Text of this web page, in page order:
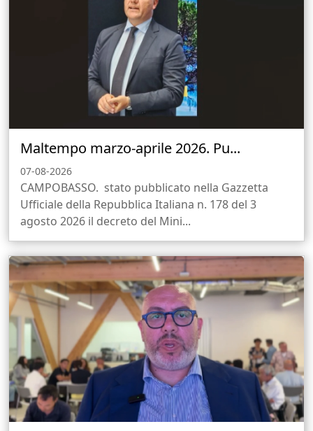
Maltempo marzo-aprile 2026. Pu...
07-08-2026
CAMPOBASSO. stato pubblicato nella Gazzetta
Ufficiale della Repubblica Italiana n. 178 del 3
agosto 2026 il decreto del Mini...